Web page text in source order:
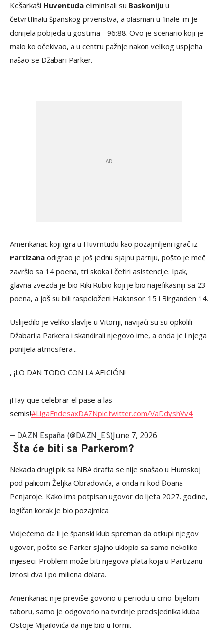
Košarkaši Huventuda eliminisali su Baskoniju u
četvrtfinalu španskog prvenstva, a plasman u finale im je
donijela pobjeda u gostima - 96:88. Ovo je scenario koji je
malo ko očekivao, a u centru pažnje nakon velikog uspjeha
našao se Džabari Parker.
Amerikanac koji igra u Huvrntudu kao pozajmljeni igrač iz
Partizana odigrao je još jednu sjajnu partiju, pošto je meč
završio sa 14 poena, tri skoka i četiri asistencije. Ipak,
glavna zvezda je bio Riki Rubio koji je bio najefikasniji sa 23
poena, a još su bili raspoloženi Hakanson 15 i Birganden 14.
Uslijedilo je veliko slavlje u Vitoriji, navijači su su opkolili
Džabarija Parkera i skandirali njegovo ime, a onda je i njega
ponijela atmosfera...
, ¡LO DAN TODO CON LA AFICIÓN!
¡Hay que celebrar el pase a las
semis!#LigaEndesaxDAZNpic.twitter.com/VaDdyshVv4
— DAZN España (@DAZN_ES)June 7, 2026
Šta će biti sa Parkerom?
Nekada drugi pik sa NBA drafta se nije snašao u Humskoj
pod palicom Željka Obradovića, a onda ni kod Đoana
Penjaroje. Kako ima potpisan ugovor do ljeta 2027. godine,
logičan korak je bio pozajmica.
Vidjećemo da li je španski klub spreman da otkupi njegov
ugovor, pošto se Parker sjajno uklopio sa samo nekoliko
mjeseci. Problem može biti njegova plata koja u Partizanu
iznosi dva i po miliona dolara.
Amerikanac nije previše govorio u periodu u crno-bijelom
taboru, samo je odgovorio na tvrdnje predsjednika kluba
Ostoje Mijailovića da nije bio u formi.